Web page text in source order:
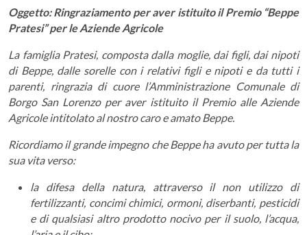
Oggetto: Ringraziamento per aver istituito il Premio “Beppe
Pratesi” per le Aziende Agricole
La famiglia Pratesi, composta dalla moglie, dai figli, dai nipoti
di Beppe, dalle sorelle con i relativi figli e nipoti e da tutti i
parenti, ringrazia di cuore l’Amministrazione Comunale di
Borgo San Lorenzo per aver istituito il Premio alle Aziende
Agricole intitolato al nostro caro e amato Beppe.
Ricordiamo il grande impegno che Beppe ha avuto per tutta la
sua vita verso:
la difesa della natura, attraverso il non utilizzo di
fertilizzanti, concimi chimici, ormoni, diserbanti, pesticidi
e di qualsiasi altro prodotto nocivo per il suolo, l’acqua,